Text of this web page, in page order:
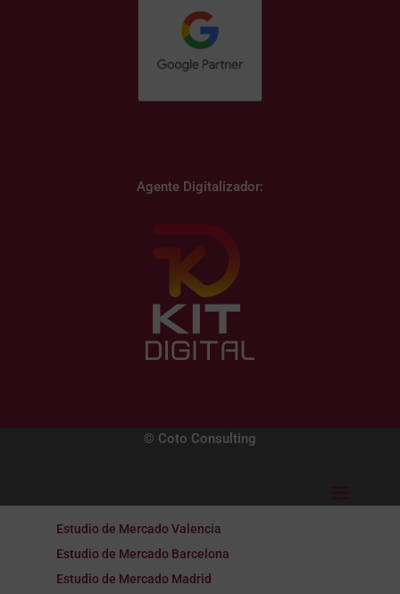
Agente Digitalizador:
© Coto Consulting
Estudio de Mercado Valencia
Estudio de Mercado Barcelona
Estudio de Mercado Madrid